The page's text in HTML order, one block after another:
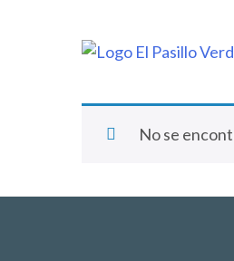
No se